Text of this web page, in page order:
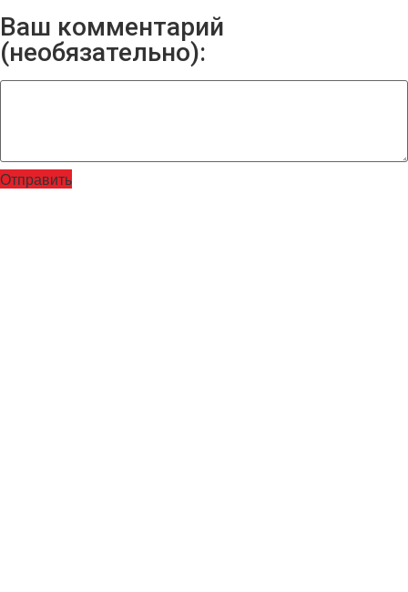
Ваш комментарий
(необязательно):
Отправить